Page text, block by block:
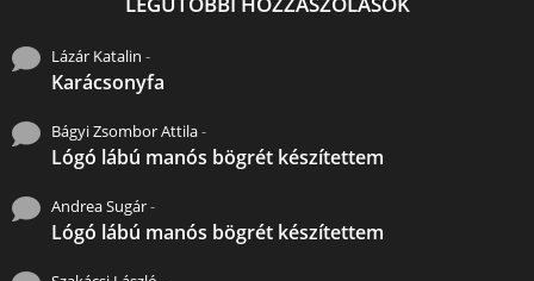
Lázár Katalin -
Karácsonyfa
Bágyi Zsombor Attila-
Lógó lábú manós bögrét készítettem
Andrea Sugár-
Lógó lábú manós bögrét készítettem